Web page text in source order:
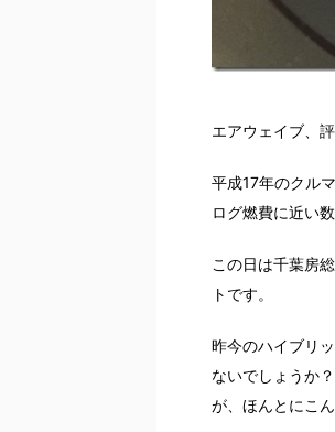
エアウェイブ、
平成17年のクル
ログ燃費に近い
この日は千葉房
トです。
昨今のハイブリ
ないでしょうか
が、ほんとにこ